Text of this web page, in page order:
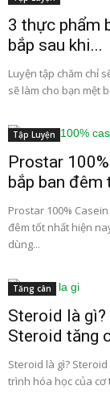
3 thực phẩm
bắp sau khi...
Luyện tập chăm chỉ
sẽ làm cho bạn mệt
Tập Luyện
Prostar
bắp ban đêm
Prostar 100%
đêm tốt nhất hiện
dùng...
Tăng cân
Steroid là
Steroid tăng
Steroid là gì?
trình hóa học của cơ